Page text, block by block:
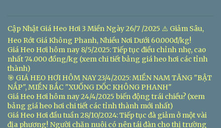
Biển Không Còn Gồm Cả Dây – Người Bán Đổi Cách, Khách Đổi
Niềm Tin
Cập Nhật Giá Heo Hơi 3 Miền Ngày 26/7 /2025 ⚠️ Giảm Sâu,
Heo Rớt Giá Không Phanh, Nhiều Nơi Dưới 60.000đ/kg!
Giá Heo Hơi hôm nay 8/5/2025: Tiếp tục điều chỉnh nhẹ, cao
nhất 74.000 đồng/kg (xem chi tiết bảng giá heo hơi các tỉnh
thành)
🎯 GIÁ HEO HƠI HÔM NAY 23/4/2025: MIỀN NAM TĂNG "BẬT
NẮP", MIỀN BẮC "XUỐNG DỐC KHÔNG PHANH"
Giá Heo Hơi hôm nay 24/4/2025 biến động trái chiều? (xem
bảng giá heo hơi chi tiết các tỉnh thành mới nhất)
Giá Heo Hơi đầu tuần 28/10/2024: Tiếp tục đà giảm ở một vài
địa phương! Người chăn nuôi có nên tái đàn cho thị trường